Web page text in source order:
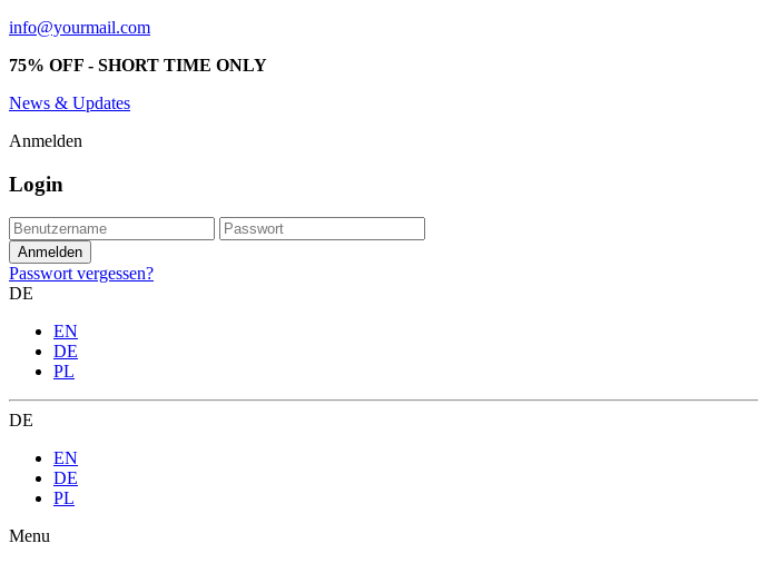
info@yourmail.com
75% OFF - SHORT TIME ONLY
News & Updates
Anmelden
Login
Passwort vergessen?
DE
EN
DE
PL
DE
EN
DE
PL
Menu